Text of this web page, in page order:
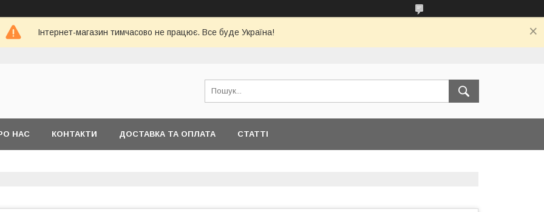
Інтернет-магазин тимчасово не працює. Все буде Україна!
НАС КОНТАКТИ ДОСТАВКА ТА ОПЛАТА СТАТТІ